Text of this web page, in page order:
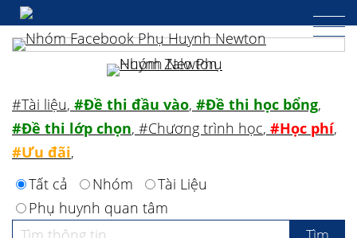
#Tài liệu, #Đề thi đầu vào, #Đề thi học bổng,
#Đề thi lớp chọn, #Chương trình học, #Học phí,
#Ưu đãi,
Tất cả
Nhóm
Tài Liệu
Phụ huynh quan tâm